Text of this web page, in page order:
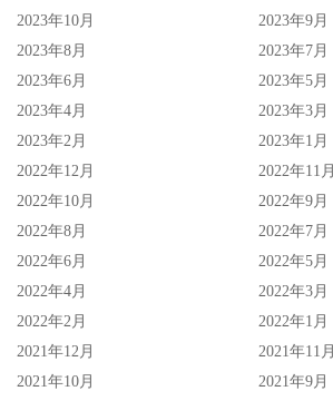
2023年10月
2023年9月
2023年8月
2023年7月
2023年6月
2023年5月
2023年4月
2023年3月
2023年2月
2023年1月
2022年12月
2022年11月
2022年10月
2022年9月
2022年8月
2022年7月
2022年6月
2022年5月
2022年4月
2022年3月
2022年2月
2022年1月
2021年12月
2021年11月
2021年10月
2021年9月